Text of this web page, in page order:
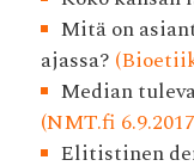
Mitä on
ajassa?
Median
(NMT.fi
Elitistinen